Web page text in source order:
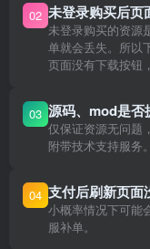
02 未登录购买后页
未登录购买的资源
单就会丢失。所以
页面没有下载按钮
03 源码、mod是否
仅保证资源无问题
附带技术支持服务。
04 支付后刷新页面
小概率情况下可能
服补单。